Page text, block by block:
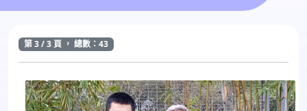
第 3 / 3 頁 ， 總數：43